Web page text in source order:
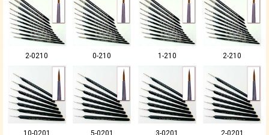
2-0210 0-210 1-210 2-210
10-0201 5-0201 3-0201 2-0201